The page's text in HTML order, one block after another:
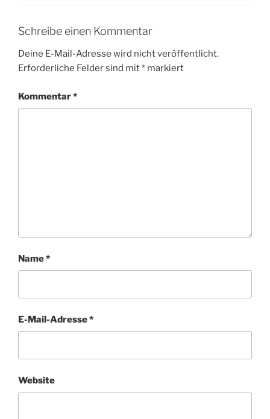
Schreibe einen Kommentar
Deine E-Mail-Adresse wird nicht veröffentlicht.
Erforderliche Felder sind mit* markiert
Kommentar*
Name*
E-Mail-Adresse*
Website